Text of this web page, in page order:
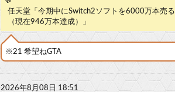
任天堂「今期中にSwitch2ソフトを6000万本売る
（現在946万本達成）」
※21 希望ねGTA
2026年8月08日 18:51